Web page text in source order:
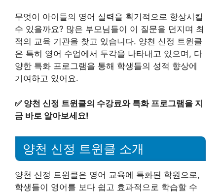
무엇이 아이들의 영어 실력을 획기적으로 향상시킬
수 있을까요? 많은 부모님들이 이 질문을 던지며 최
적의 교육 기관을 찾고 있습니다. 양천 신정 트윈클
은 특히 영어 수업에서 두각을 나타내고 있으며, 다
양한 특화 프로그램을 통해 학생들의 성적 향상에
기여하고 있어요.
✅ 양천 신정 트윈클의 수강료와 특화 프로그램을 지
금 바로 알아보세요!
양천 신정 트윈클 소개
양천 신정 트윈클은 영어 교육에 특화된 학원으로,
학생들이 영어를 보다 쉽고 효과적으로 학습할 수